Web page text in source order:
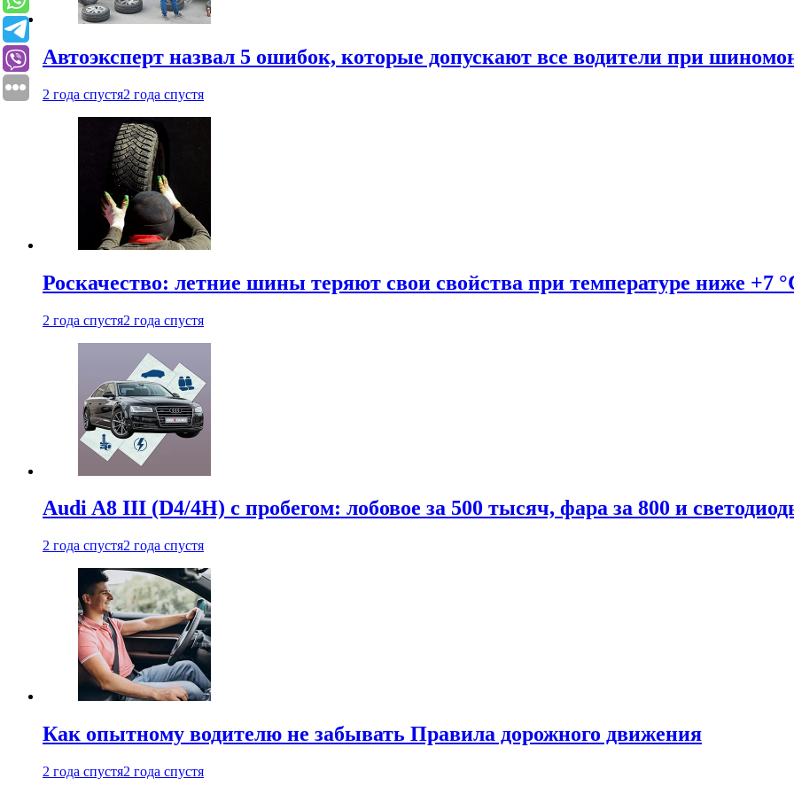
Автоэксперт назвал 5 ошибок, которые допускают все водители при
2 года спустя2 года спустя
Роскачество: летние шины теряют свои свойства при температуре ниже +7
2 года спустя2 года спустя
Audi A8 III (D4/4H) c пробегом: лобовое за 500 тысяч, фара за 800 и
2 года спустя2 года спустя
Как опытному водителю не забывать Правила дорожного движения
2 года спустя2 года спустя